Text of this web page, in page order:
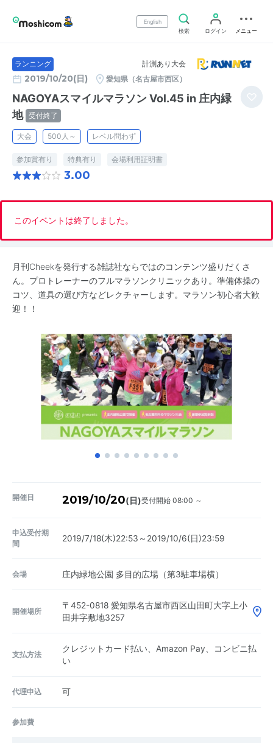
English
検索
ログイン メニュー
ランニング 計測あり大会
2019/10/20(日) 愛知県（名古屋市西区）
NAGOYAスマイルマラソン Vol.45 in 庄内緑
地 受付終了
大会 500人～ レベル問わず
参加賞有り 特典有り 会場利用証明書
3.00
このイベントは終了しました。
月刊Cheekを発行する雑誌社ならではのコンテンツ盛りだくさ
ん。プロトレーナーのフルマラソンクリニックあり。準備体操の
コツ、道具の選び方などレクチャーします。マラソン初心者大歓
迎！！
開催日 2019/10/20(日)受付開始 08:00 ～
申込受付期
間
2019/7/18(木)22:53～2019/10/6(日)23:59
会場 庄内緑地公園 多目的広場（第3駐車場横）
開催場所
〒452-0818 愛知県名古屋市西区山田町大字上小
田井字敷地3257
支払方法
クレジットカード払い、Amazon Pay、コンビニ払
い
代理申込 可
参加費